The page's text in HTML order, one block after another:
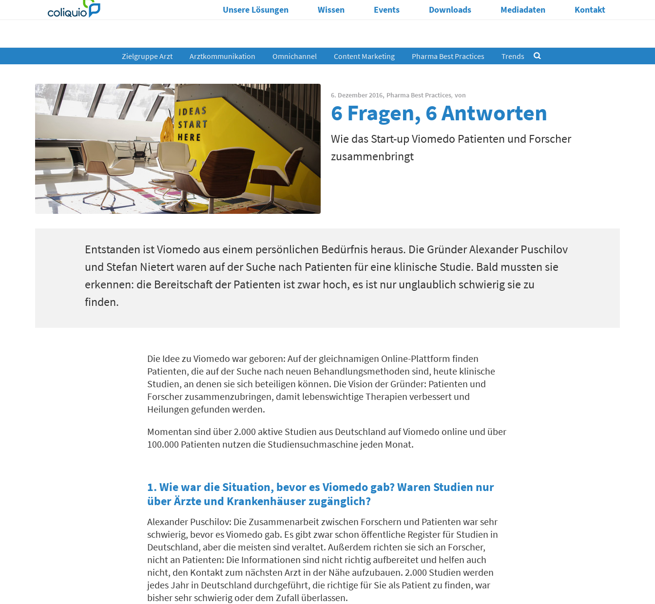
Unsere Lösungen Wissen Events Downloads Mediadaten Kontakt
Zielgruppe Arzt Arztkommunikation Omnichannel Content Marketing Pharma Best Practices Trends
6. Dezember 2016, Pharma Best Practices, von
6 Fragen, 6 Antworten
Wie das Start-up Viomedo Patienten und Forscher
zusammenbringt
Entstanden ist Viomedo aus einem persönlichen Bedürfnis heraus. Die Gründer Alexander Puschilov
und Stefan Nietert waren auf der Suche nach Patienten für eine klinische Studie. Bald mussten sie
erkennen: die Bereitschaft der Patienten ist zwar hoch, es ist nur unglaublich schwierig sie zu
finden.
Die Idee zu Viomedo war geboren: Auf der gleichnamigen Online-Plattform finden
Patienten, die auf der Suche nach neuen Behandlungsmethoden sind, heute klinische
Studien, an denen sie sich beteiligen können. Die Vision der Gründer: Patienten und
Forscher zusammenzubringen, damit lebenswichtige Therapien verbessert und
Heilungen gefunden werden.
Momentan sind über 2.000 aktive Studien aus Deutschland auf Viomedo online und über
100.000 Patienten nutzen die Studiensuchmaschine jeden Monat.
1. Wie war die Situation, bevor es Viomedo gab? Waren Studien nur
über Ärzte und Krankenhäuser zugänglich?
Alexander Puschilov: Die Zusammenarbeit zwischen Forschern und Patienten war sehr
schwierig, bevor es Viomedo gab. Es gibt zwar schon öffentliche Register für Studien in
Deutschland, aber die meisten sind veraltet. Außerdem richten sie sich an Forscher,
nicht an Patienten: Die Informationen sind nicht richtig aufbereitet und helfen auch
nicht, den Kontakt zum nächsten Arzt in der Nähe aufzubauen. 2.000 Studien werden
jedes Jahr in Deutschland durchgeführt, die richtige für Sie als Patient zu finden, war
bisher sehr schwierig oder dem Zufall überlassen.